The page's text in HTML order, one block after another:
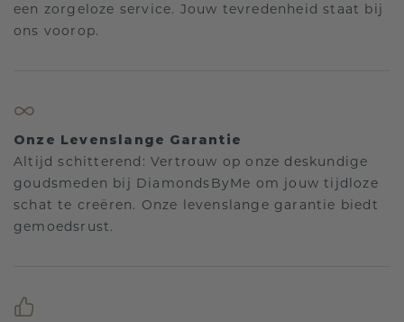
een zorgeloze service. Jouw tevredenheid staat bij
ons voorop.
Onze Levenslange Garantie
Altijd schitterend: Vertrouw op onze deskundige
goudsmeden bij DiamondsByMe om jouw tijdloze
schat te creëren. Onze levenslange garantie biedt
gemoedsrust.